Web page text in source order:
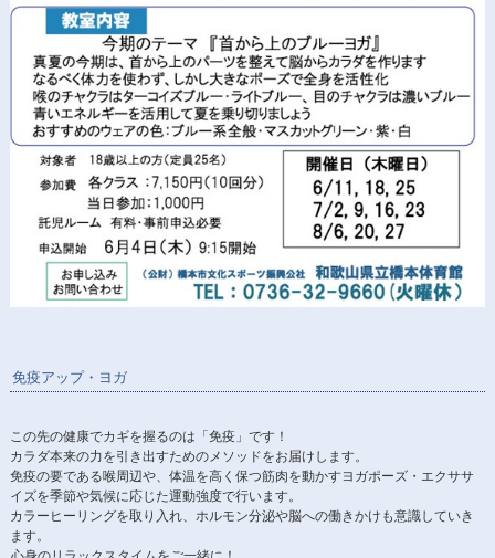
免疫アップ・ヨガ
この先の健康でカギを握るのは「免疫」です！
カラダ本来の力を引き出すためのメソッドをお届けします。
免疫の要である喉周辺や、体温を高く保つ筋肉を動かすヨガポーズ・エクササ
イズを季節や気候に応じた運動強度で行います。
カラーヒーリングを取り入れ、ホルモン分泌や脳への働きかけも意識していき
ます。